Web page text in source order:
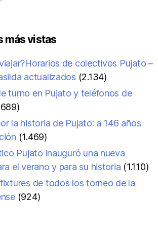
más vistas
de colectivos Pujato –
actualizados (2.134)
turno en Pujato y teléfonos de
la historia de Pujato: a 146 años
(1.469)
Pujato inauguró una nueva
el verano y para su historia (1.110)
de todos los torneo de la
(924)